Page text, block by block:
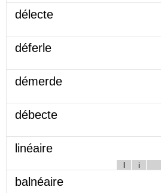
délecte
déferle
démerde
débecte
linéaire
l i
balnéaire